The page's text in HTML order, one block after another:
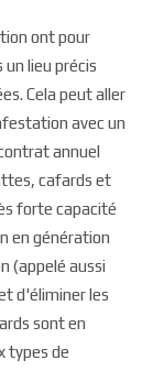
ont pour
lieu précis
Cela peut aller
avec un
annuel
cafards et
forte capacité
en génération
(appelé aussi
d'éliminer les
sont en
types de